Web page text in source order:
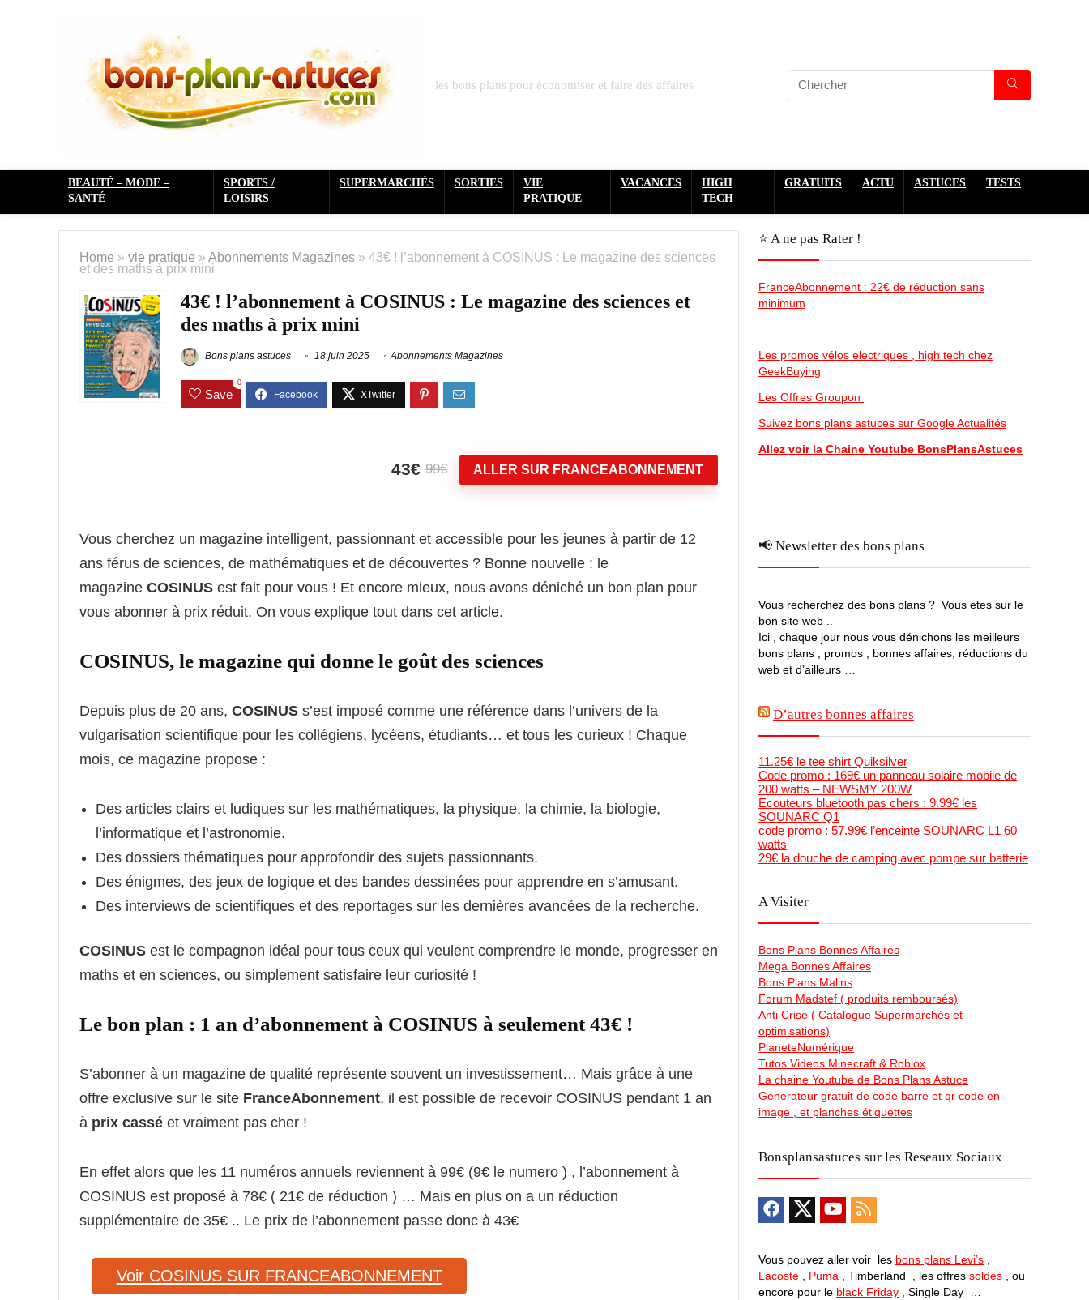
les bons plans pour économiser et faire des affaires
BEAUTÉ – MODE –
SANTÉ
SPORTS /
LOISIRS
SUPERMARCHÉS SORTIES
VIE
PRATIQUE
VACANCES
HIGH
TECH
GRATUITS ACTU ASTUCES TESTS
Home » vie pratique » Abonnements Magazines » 43€ ! l’abonnement à COSINUS : Le magazine des sciences
et des maths à prix mini
43€ ! l’abonnement à COSINUS : Le magazine des sciences et
des maths à prix mini
Bons plans astuces 18 juin 2025 Abonnements Magazines
Save
0
43€ 99€ ALLER SUR FRANCEABONNEMENT
Vous cherchez un magazine intelligent, passionnant et accessible pour les jeunes à partir de 12
ans férus de sciences, de mathématiques et de découvertes ? Bonne nouvelle : le
magazine COSINUS est fait pour vous ! Et encore mieux, nous avons déniché un bon plan pour
vous abonner à prix réduit. On vous explique tout dans cet article.
COSINUS, le magazine qui donne le goût des sciences
Depuis plus de 20 ans, COSINUS s’est imposé comme une référence dans l’univers de la
vulgarisation scientifique pour les collégiens, lycéens, étudiants… et tous les curieux ! Chaque
mois, ce magazine propose :
Des articles clairs et ludiques sur les mathématiques, la physique, la chimie, la biologie,
l’informatique et l’astronomie.
Des dossiers thématiques pour approfondir des sujets passionnants.
Des énigmes, des jeux de logique et des bandes dessinées pour apprendre en s’amusant.
Des interviews de scientifiques et des reportages sur les dernières avancées de la recherche.
COSINUS est le compagnon idéal pour tous ceux qui veulent comprendre le monde, progresser en
maths et en sciences, ou simplement satisfaire leur curiosité !
Le bon plan : 1 an d’abonnement à COSINUS à seulement 43€ !
S’abonner à un magazine de qualité représente souvent un investissement… Mais grâce à une
offre exclusive sur le site FranceAbonnement, il est possible de recevoir COSINUS pendant 1 an
à prix cassé et vraiment pas cher !
En effet alors que les 11 numéros annuels reviennent à 99€ (9€ le numero ) , l’abonnement à
COSINUS est proposé à 78€ ( 21€ de réduction ) … Mais en plus on a un réduction
supplémentaire de 35€ .. Le prix de l’abonnement passe donc à 43€
Voir COSINUS SUR FRANCEABONNEMENT
⭐️ A ne pas Rater !
FranceAbonnement : 22€ de réduction sans
minimum
Les promos vélos electriques , high tech chez
GeekBuying
Les Offres Groupon
Suivez bons plans astuces sur Google Actualités
Allez voir la Chaine Youtube BonsPlansAstuces
📢 Newsletter des bons plans
Vous recherchez des bons plans ? Vous etes sur le
bon site web ..
Ici , chaque jour nous vous dénichons les meilleurs
bons plans , promos , bonnes affaires, réductions du
web et d’ailleurs …
D’autres bonnes affaires
11.25€ le tee shirt Quiksilver
Code promo : 169€ un panneau solaire mobile de
200 watts – NEWSMY 200W
Ecouteurs bluetooth pas chers : 9.99€ les
SOUNARC Q1
code promo : 57.99€ l’enceinte SOUNARC L1 60
watts
29€ la douche de camping avec pompe sur batterie
A Visiter
Bons Plans Bonnes Affaires
Mega Bonnes Affaires
Bons Plans Malins
Forum Madstef ( produits remboursés)
Anti Crise ( Catalogue Supermarchés et
optimisations)
PlaneteNumérique
Tutos Videos Minecraft & Roblox
La chaine Youtube de Bons Plans Astuce
Generateur gratuit de code barre et qr code en
image , et planches étiquettes
Bonsplansastuces sur les Reseaux Sociaux
Vous pouvez aller voir les bons plans Levi’s
Lacoste
Puma , Timberland , les offres soldes , ou
encore pour le black Friday , Single Day …